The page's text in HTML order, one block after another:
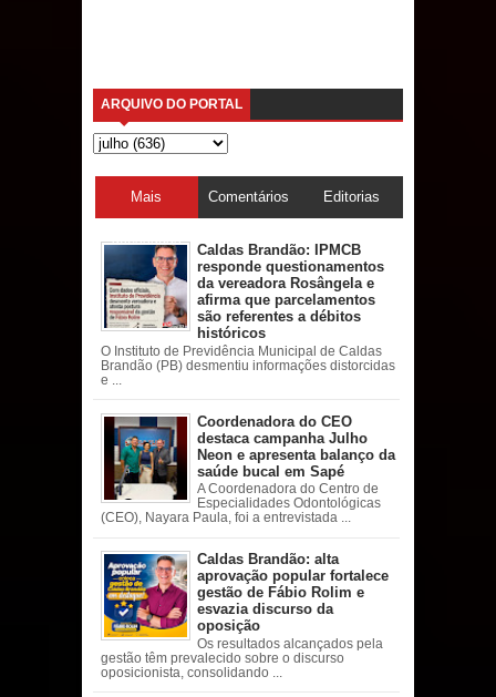
ARQUIVO DO PORTAL
Mais
acessadas
Comentários Editorias
Caldas Brandão: IPMCB
responde questionamentos
da vereadora Rosângela e
afirma que parcelamentos
são referentes a débitos
históricos
O Instituto de Previdência Municipal de Caldas
Brandão (PB) desmentiu informações distorcidas
e ...
Coordenadora do CEO
destaca campanha Julho
Neon e apresenta balanço da
saúde bucal em Sapé
A Coordenadora do Centro de
Especialidades Odontológicas
(CEO), Nayara Paula, foi a entrevistada ...
Caldas Brandão: alta
aprovação popular fortalece
gestão de Fábio Rolim e
esvazia discurso da
oposição
Os resultados alcançados pela
gestão têm prevalecido sobre o discurso
oposicionista, consolidando ...